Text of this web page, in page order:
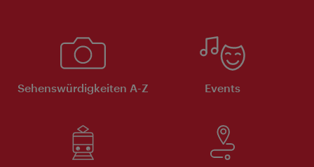
Sehenswürdigkeiten A-Z Events